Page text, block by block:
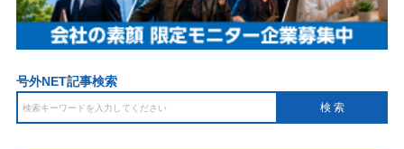
号外NET記事検索